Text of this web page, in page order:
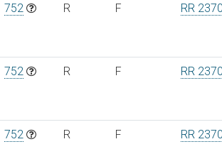
752 R F RR
752 R F RR
752 R F RR